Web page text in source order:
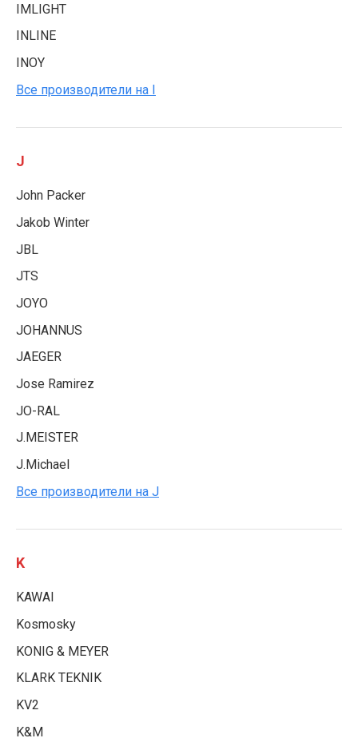
IMLIGHT
INLINE
INOY
Все производители на I
J
John Packer
Jakob Winter
JBL
JTS
JOYO
JOHANNUS
JAEGER
Jose Ramirez
JO-RAL
J.MEISTER
J.Michael
Все производители на J
K
KAWAI
Kosmosky
KONIG & MEYER
KLARK TEKNIK
KV2
K&M